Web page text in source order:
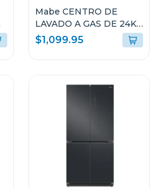
Mabe CENTRO DE
LAVADO A GAS DE 24KG
AQUA SAVER BLANCO
L2440PSBB0
$1,099.95